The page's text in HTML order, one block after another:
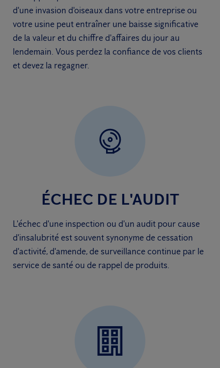
d'une invasion d'oiseaux dans votre entreprise ou
votre usine peut entraîner une baisse significative
de la valeur et du chiffre d'affaires du jour au
lendemain. Vous perdez la confiance de vos clients
et devez la regagner.
ÉCHEC DE L'AUDIT
L'échec d'une inspection ou d'un audit pour cause
d'insalubrité est souvent synonyme de cessation
d'activité, d'amende, de surveillance continue par le
service de santé ou de rappel de produits.